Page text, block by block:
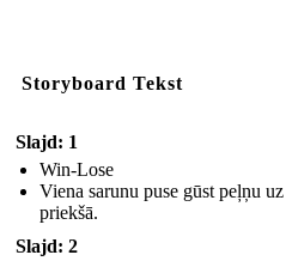
Storyboard Tekst
Slajd: 1
Win-Lose
Viena sarunu puse gūst peļņu
priekšā.
Slajd: 2